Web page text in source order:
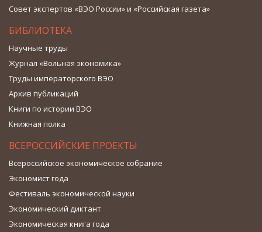
Совет экспертов «ВЭО России» и «Российская газета»
БИБЛИОТЕКА
Научные труды
Журнал «Вольная экономика»
Труды императорского ВЭО
Архив публикаций
Книги по истории ВЭО
Книжная полка
ВСЕРОССИЙСКИЕ ПРОЕКТЫ
Всероссийское экономическое собрание
Экономист года
Фестиваль экономической науки
Экономический диктант
Экономическая книга года